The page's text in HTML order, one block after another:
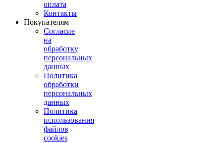
оплата
Контакты
Покупателям
Согласие
на
обработку
персональных
данных
Политика
обработки
персональных
данных
Политика
использования
файлов
cookies